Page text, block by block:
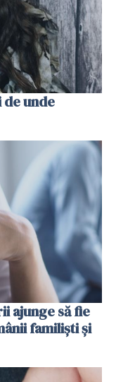
de unde
ajunge să fie
familiști și